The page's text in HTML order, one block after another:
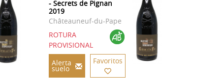
- Secrets de Pignan
2019
Châteauneuf-du-Pape
ROTURA
PROVISIONAL
Alerta
suelo
Favoritos